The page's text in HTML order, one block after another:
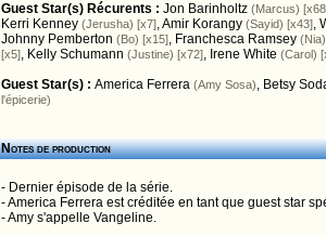
Guest Star(s) Récurents : Jon Barinholtz (Marcus)
Kerri Kenney (Jerusha) [x7],Amir Korangy (Sayid) [x43],
Johnny Pemberton (Bo) [x15], Franchesca Ramsey
[x5], Kelly Schumann (Justine) [x72], Irene White (Carol)
Guest Star(s) : America Ferrera (Amy Sosa), Betsy
l'épicerie)
Notes de production
- Dernier épisode de la série.
- America Ferrera est créditée en tant que guest star
- Amy s'appelle Vangeline.